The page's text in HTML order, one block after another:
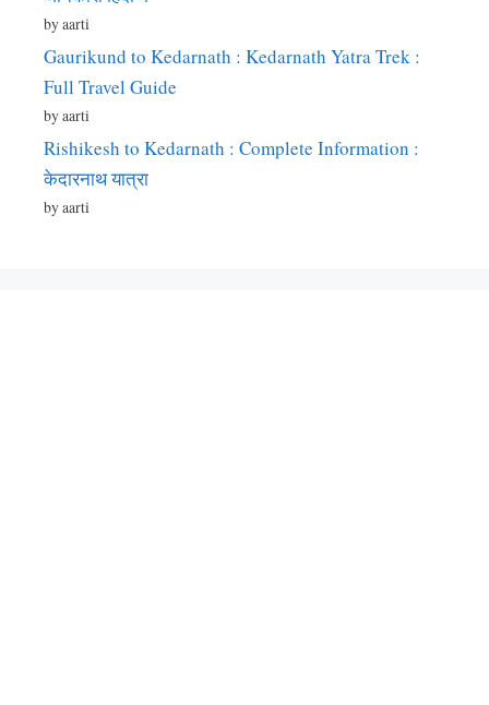
by aarti
Gaurikund to Kedarnath : Kedarnath Yatra Trek :
Full Travel Guide
by aarti
Rishikesh to Kedarnath : Complete Information :
केदारनाथ यात्रा
by aarti